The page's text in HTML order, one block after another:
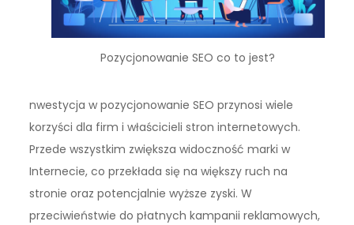
Pozycjonowanie SEO co to jest?
nwestycja w pozycjonowanie SEO przynosi wiele
korzyści dla firm i właścicieli stron internetowych.
Przede wszystkim zwiększa widoczność marki w
Internecie, co przekłada się na większy ruch na
stronie oraz potencjalnie wyższe zyski. W
przeciwieństwie do płatnych kampanii reklamowych,